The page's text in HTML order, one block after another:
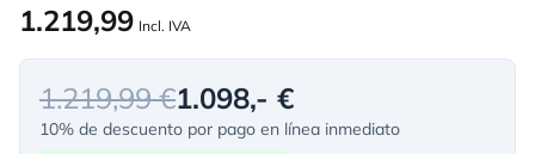
1.219,99 Incl. IVA
1.219,99 €1.098,- €
10% de descuento por pago en línea inmediato